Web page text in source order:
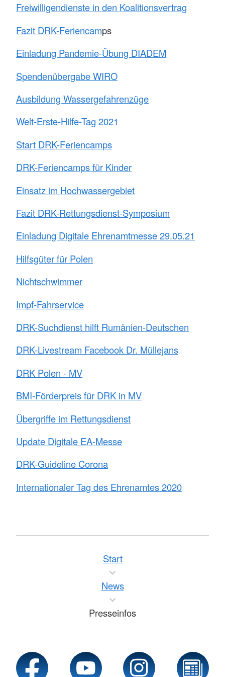
Freiwilligendienste in den Koalitionsvertrag
Fazit DRK-Feriencamps
Einladung Pandemie-Übung DIADEM
Spendenübergabe WIRO
Ausbildung Wassergefahrenzüge
Welt-Erste-Hilfe-Tag 2021
Start DRK-Feriencamps
DRK-Feriencamps für Kinder
Einsatz im Hochwassergebiet
Fazit DRK-Rettungsdienst-Symposium
Einladung Digitale Ehrenamtmesse 29.05.21
Hilfsgüter für Polen
Nichtschwimmer
Impf-Fahrservice
DRK-Suchdienst hilft Rumänien-Deutschen
DRK-Livestream Facebook Dr. Müllejans
DRK Polen - MV
BMI-Förderpreis für DRK in MV
Übergriffe im Rettungsdienst
Update Digitale EA-Messe
DRK-Guideline Corona
Internationaler Tag des Ehrenamtes 2020
Start
News
Presseinfos